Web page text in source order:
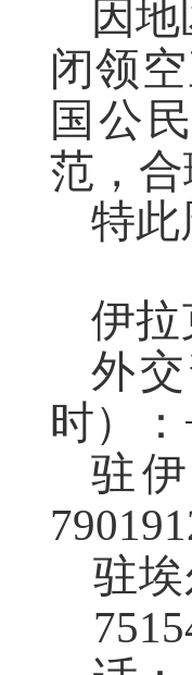
因
闭领
国公
范，
特
伊拉
外
时）：
驻
驻